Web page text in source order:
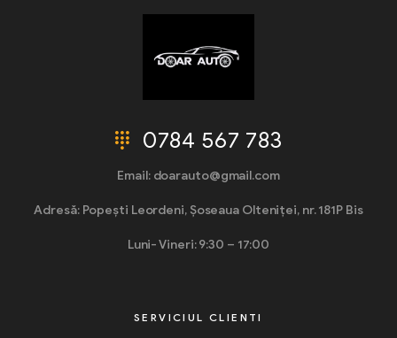
0784 567 783
Email: doarauto@gmail.com
Adresă: Popești Leordeni, Șoseaua Olteniței, nr. 181P Bis
Luni- Vineri: 9:30 – 17:00
SERVICIUL CLIENTI